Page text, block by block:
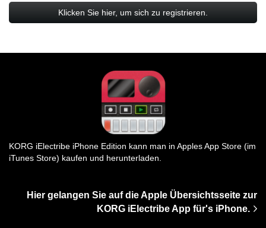
Klicken Sie hier, um sich zu registrieren.
KORG iElectribe iPhone Edition kann man in Apples App Store (im
iTunes Store) kaufen und herunterladen.
Hier gelangen Sie auf die Apple Übersichtsseite zur
KORG iElectribe App für's iPhone.